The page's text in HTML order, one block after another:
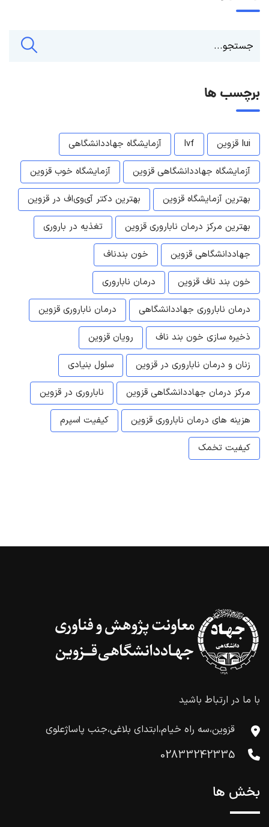
برچسب ها
Iui قزوین Ivf
آزمایشگاه جهاددانشگاهی
آزمایشگاه جهاددانشگاهی قزوین
آزمایشگاه خوب قزوین
بهترین آزمایشگاه قزوین
بهترین دکتر آی‌وی‌اف در قزوین
بهترین مرکز درمان ناباروری قزوین
تغذیه در باروری
جهاددانشگاهی قزوین
خون بندناف
خون بند ناف قزوین
درمان ناباروری
درمان ناباروری جهاددانشگاهی
درمان ناباروری قزوین
ذخیره سازی خون بند ناف
رویان قزوین
زنان و درمان ناباروری در قزوین
سلول بنیادی
مرکز درمان جهاددانشگاهی قزوین
ناباروری در قزوین
هزینه های درمان ناباروری قزوین
کیفیت اسپرم
کیفیت تخمک
با ما در ارتباط باشید
قزوین،سه راه خیام،ابتدای بلاغی،جنب پاساژعلوی
02833242335
بخش ها